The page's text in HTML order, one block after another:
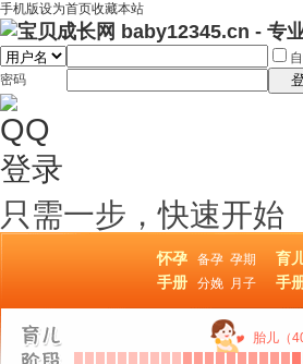
手机版设为首页收藏本站
密码
只需一步，快速开始
怀孕
手册
备孕 孕期
分娩 月子
育
手
胎儿（